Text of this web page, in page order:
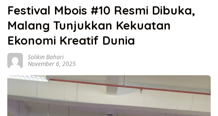
Festival Mbois #10 Resmi Dibuka,
Malang Tunjukkan Kekuatan
Ekonomi Kreatif Dunia
Solikin Bahari
November 6, 2025